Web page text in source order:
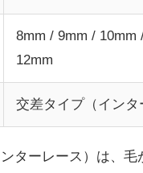
8mm / 9mm / 10mm
12mm
交差タイプ（インタ
ターレース）は、毛